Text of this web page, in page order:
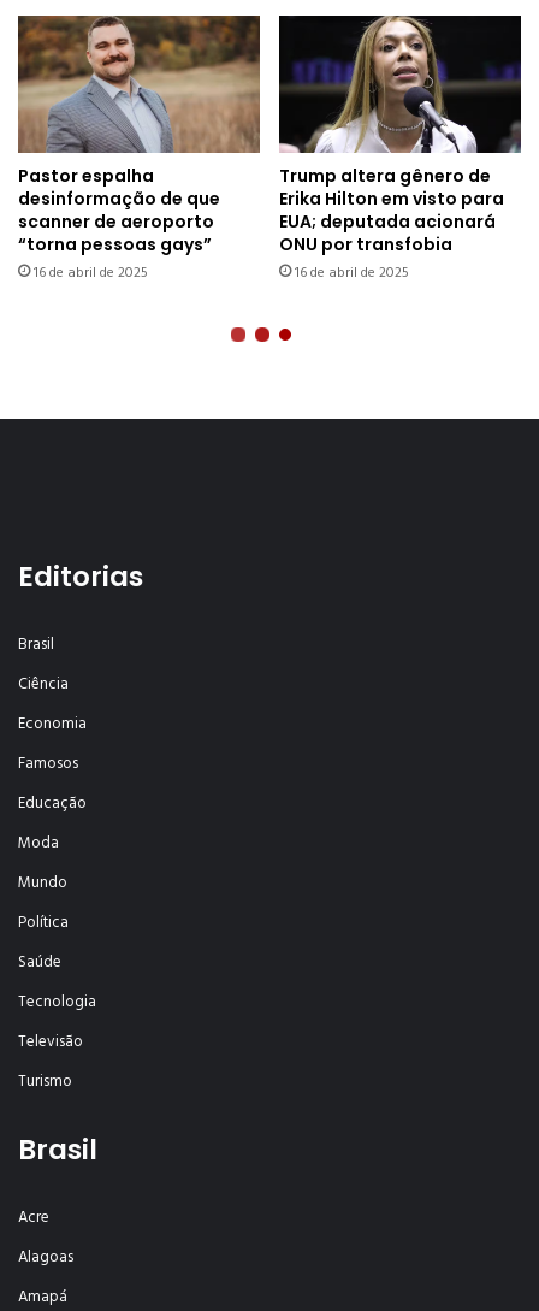
Editorias
Brasil
Ciência
Economia
Famosos
Educação
Moda
Mundo
Política
Saúde
Tecnologia
Televisão
Turismo
Brasil
Acre
Alagoas
Amapá